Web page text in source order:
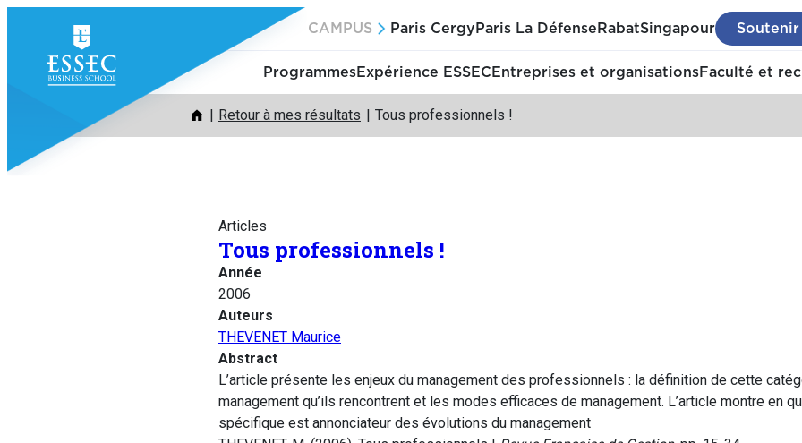
contenu
CAMPUS Paris Cergy Paris La Défense RabatSingapour Soutenir
ProgrammesExpérience ESSEC Entreprises et organisationsFaculté et
Retour à mes résultats Tous professionnels !
Articles
Tous professionnels !
Année
2006
Auteurs
THEVENET Maurice
Abstract
L’article présente les enjeux du management des professionnels : la définition de cette
management qu’ils rencontrent et les modes efficaces de management. L’article montre en
spécifique est annonciateur des évolutions du management